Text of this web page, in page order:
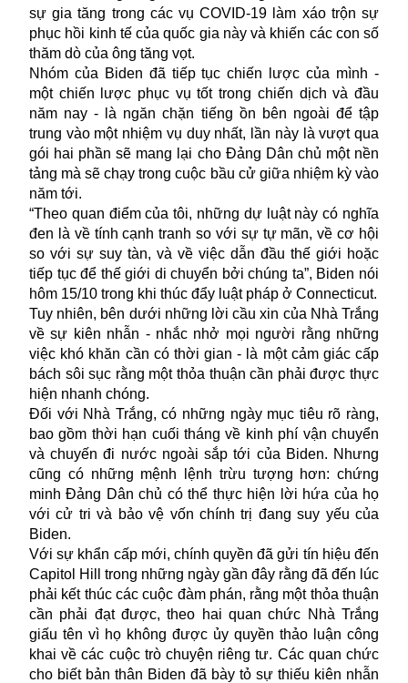
sự gia tăng trong các vụ COVID-19 làm xáo trộn sự
phục hồi kinh tế của quốc gia này và khiến các con số
thăm dò của ông tăng vọt.
Nhóm của Biden đã tiếp tục chiến lược của mình -
một chiến lược phục vụ tốt trong chiến dịch và đầu
năm nay - là ngăn chặn tiếng ồn bên ngoài để tập
trung vào một nhiệm vụ duy nhất, lần này là vượt qua
gói hai phần sẽ mang lại cho Đảng Dân chủ một nền
tảng mà sẽ chạy trong cuộc bầu cử giữa nhiệm kỳ vào
năm tới.
“Theo quan điểm của tôi, những dự luật này có nghĩa
đen là về tính cạnh tranh so với sự tự mãn, về cơ hội
so với sự suy tàn, và về việc dẫn đầu thế giới hoặc
tiếp tục để thế giới di chuyển bởi chúng ta”, Biden nói
hôm 15/10 trong khi thúc đẩy luật pháp ở Connecticut.
Tuy nhiên, bên dưới những lời cầu xin của Nhà Trắng
về sự kiên nhẫn - nhắc nhở mọi người rằng những
việc khó khăn cần có thời gian - là một cảm giác cấp
bách sôi sục rằng một thỏa thuận cần phải được thực
hiện nhanh chóng.
Đối với Nhà Trắng, có những ngày mục tiêu rõ ràng,
bao gồm thời hạn cuối tháng về kinh phí vận chuyển
và chuyến đi nước ngoài sắp tới của Biden. Nhưng
cũng có những mệnh lệnh trừu tượng hơn: chứng
minh Đảng Dân chủ có thể thực hiện lời hứa của họ
với cử tri và bảo vệ vốn chính trị đang suy yếu của
Biden.
Với sự khẩn cấp mới, chính quyền đã gửi tín hiệu đến
Capitol Hill trong những ngày gần đây rằng đã đến lúc
phải kết thúc các cuộc đàm phán, rằng một thỏa thuận
cần phải đạt được, theo hai quan chức Nhà Trắng
giấu tên vì họ không được ủy quyền thảo luận công
khai về các cuộc trò chuyện riêng tư. Các quan chức
cho biết bản thân Biden đã bày tỏ sự thiếu kiên nhẫn